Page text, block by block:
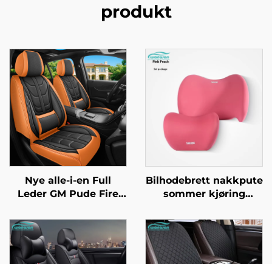
produkt
Nye alle-i-en Full
Leder GM Pude Fire
Bilseteovertrekk
Fabrikk Direkte
Amazon Bestselger
Bilhodebrett nakkpute
sommer kjøring
nakkepute lær
materiale til bil og
flysete